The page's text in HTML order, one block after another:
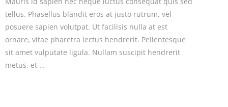
tellus. Phasellus blandit eros at justo rutrum, vel
posuere sapien volutpat. Ut facilisis nulla at est
ornare, vitae pharetra lectus hendrerit. Pellentesque
sit amet vulputate ligula. Nullam suscipit hendrerit
metus, et …